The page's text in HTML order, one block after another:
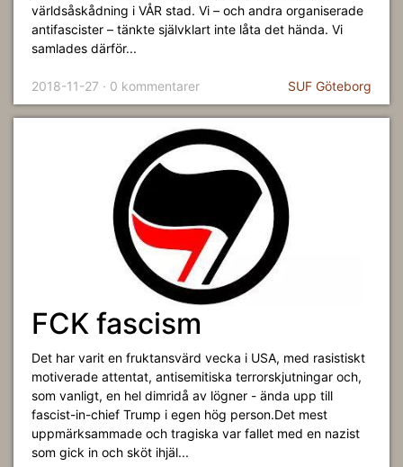
världsåskådning i VÅR stad. Vi – och andra organiserade
antifascister – tänkte självklart inte låta det hända. Vi
samlades därför...
2018-11-27 · 0 kommentarer SUF Göteborg
FCK fascism
Det har varit en fruktansvärd vecka i USA, med rasistiskt
motiverade attentat, antisemitiska terrorskjutningar och,
som vanligt, en hel dimridå av lögner - ända upp till
fascist-in-chief Trump i egen hög person.Det mest
uppmärksammade och tragiska var fallet med en nazist
som gick in och sköt ihjäl...